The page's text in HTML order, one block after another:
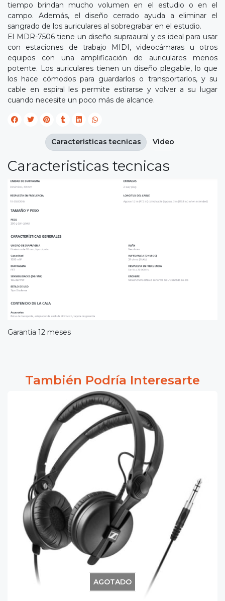
tiempo brindan mucho volumen en el estudio o en el
campo. Además, el diseño cerrado ayuda a eliminar el
sangrado de los auriculares al sobregrabar en el estudio.
El MDR-7506 tiene un diseño supraaural y es ideal para usar
con estaciones de trabajo MIDI, videocámaras u otros
equipos con una amplificación de auriculares menos
potente. Los auriculares tienen un diseño plegable, lo que
los hace cómodos para guardarlos o transportarlos, y su
cable en espiral les permite estirarse y volver a su lugar
cuando necesite un poco más de alcance.
Caracteristicas tecnicas
Garantia 12 meses
Caracteristicas tecnicas Video
También Podría Interesarte
AGOTADO